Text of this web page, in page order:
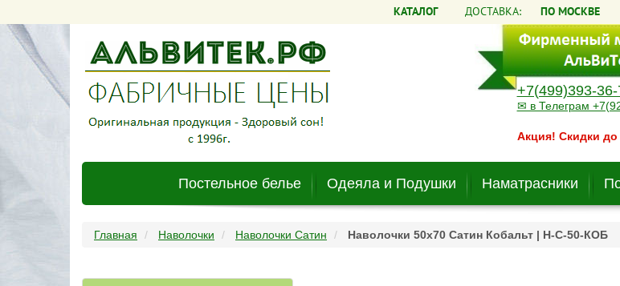
КАТАЛОГ ДОСТАВКА: ПО МОСКВЕ
+7(499)393-36-
✉ в Телеграм
Акция! Скидки до
Постельное белье Одеяла и Подушки Наматрасники
Главная Наволочки Наволочки Сатин Наволочки 50х70 Сатин Кобальт | Н-С-50-КОБ